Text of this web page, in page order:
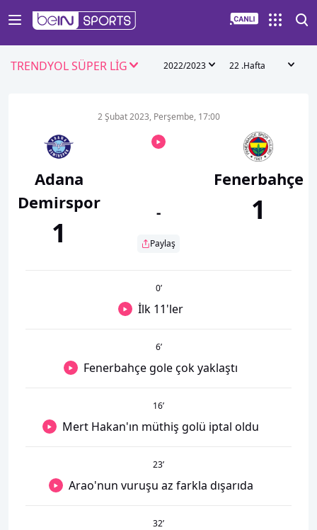
TRENDYOL SÜPER LİG 2022/2023 22 .Hafta
Adana
Demirspor
1
2 Şubat 2023, Perşembe, 17:00
-
Paylaş
Fenerbahçe
1
0’
İlk 11'ler
6’
Fenerbahçe gole çok yaklaştı
16’
Mert Hakan'ın müthiş golü iptal oldu
23’
Arao'nun vuruşu az farkla dışarıda
32’